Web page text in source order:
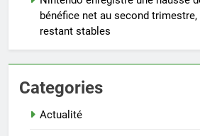
bénéfice net au second
restant stables
Categories
Actualité